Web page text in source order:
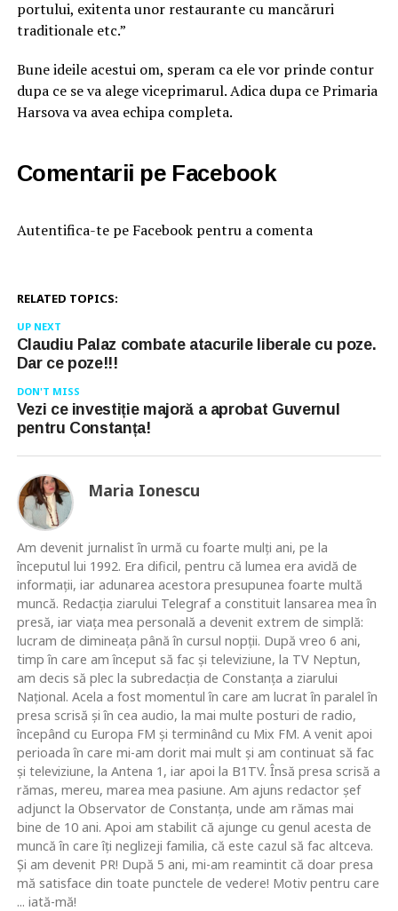
portului, exitenta unor restaurante cu mancăruri
traditionale etc.”
Bune ideile acestui om, speram ca ele vor prinde contur
dupa ce se va alege viceprimarul. Adica dupa ce Primaria
Harsova va avea echipa completa.
Comentarii pe Facebook
Autentifica-te pe Facebook pentru a comenta
RELATED TOPICS:
UP NEXT
Claudiu Palaz combate atacurile liberale cu poze.
Dar ce poze!!!
DON'T MISS
Vezi ce investiție majoră a aprobat Guvernul
pentru Constanța!
Maria Ionescu
Am devenit jurnalist în urmă cu foarte mulţi ani, pe la
începutul lui 1992. Era dificil, pentru că lumea era avidă de
informaţii, iar adunarea acestora presupunea foarte multă
muncă. Redacţia ziarului Telegraf a constituit lansarea mea în
presă, iar viaţa mea personală a devenit extrem de simplă:
lucram de dimineaţa până în cursul nopţii. După vreo 6 ani,
timp în care am început să fac şi televiziune, la TV Neptun,
am decis să plec la subredacţia de Constanţa a ziarului
Naţional. Acela a fost momentul în care am lucrat în paralel în
presa scrisă şi în cea audio, la mai multe posturi de radio,
începând cu Europa FM şi terminând cu Mix FM. A venit apoi
perioada în care mi-am dorit mai mult şi am continuat să fac
şi televiziune, la Antena 1, iar apoi la B1TV. Însă presa scrisă a
rămas, mereu, marea mea pasiune. Am ajuns redactor şef
adjunct la Observator de Constanţa, unde am rămas mai
bine de 10 ani. Apoi am stabilit că ajunge cu genul acesta de
muncă în care îţi neglizeji familia, că este cazul să fac altceva.
Şi am devenit PR! După 5 ani, mi-am reamintit că doar presa
mă satisface din toate punctele de vedere! Motiv pentru care
... iată-mă!